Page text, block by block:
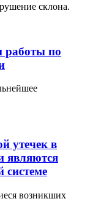
склона.
работы по
утечек в
являются
возникших